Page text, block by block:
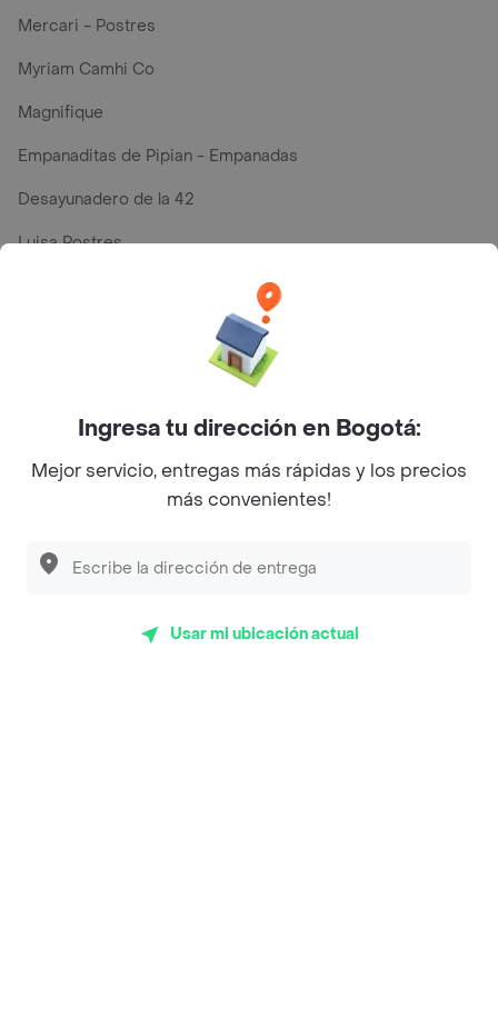
Mercari - Postres
Myriam Camhi Co
Magnifique
Empanaditas de Pipian - Empanadas
Desayunadero de la 42
Luisa Postres
Top Marcas y Cadenas de Restaurantes
Encuéntranos en estos países
App Store Google play AppGallery
Ingresa tu dirección en Bogotá:
Mejor servicio, entregas más rápidas y los precios
más convenientes!
Usar mi ubicación actual